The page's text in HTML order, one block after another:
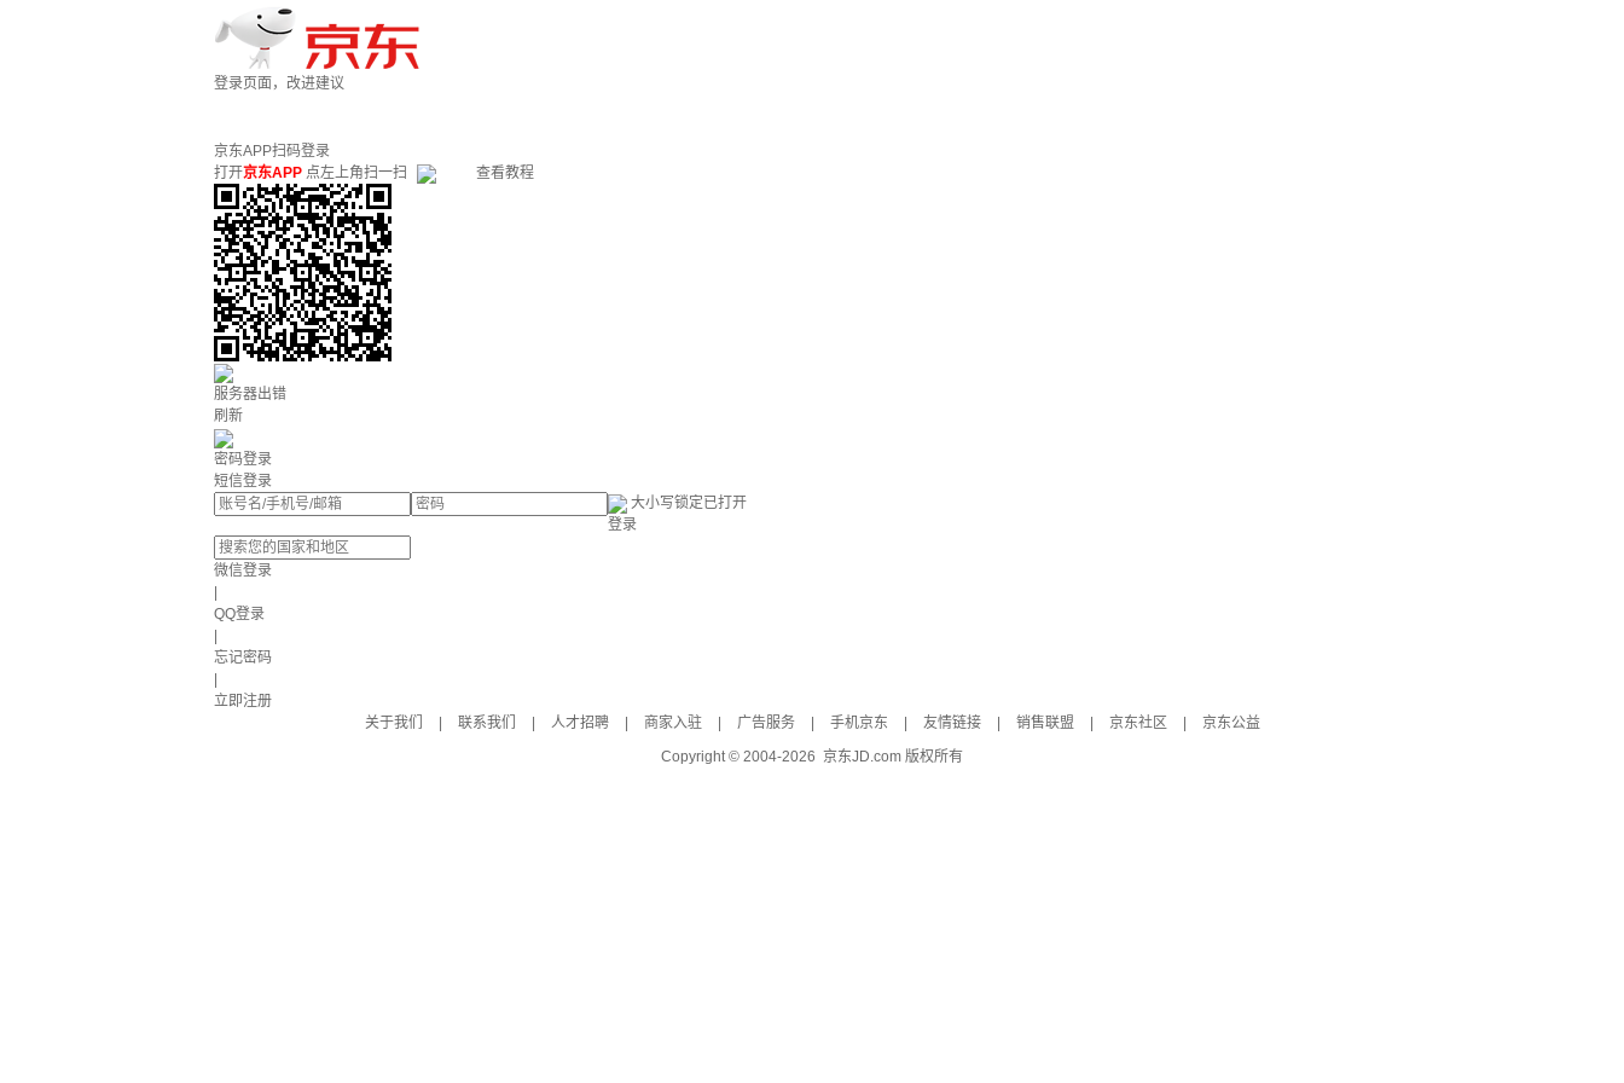
登录页面，改进建议
京东APP扫码登录
打开京东APP 点左上角扫一扫 查看教程
服务器出错
刷新
密码登录
短信登录
大小写锁定已打开
登录
微信登录
QQ登录
忘记密码
立即注册
关于我们
联系我们 人才招聘 商家入驻 广告服务 手机京东 友情链接 销售联盟 京东社区
京东公益
Copyright © 2004-2026 京东JD.com 版权所有